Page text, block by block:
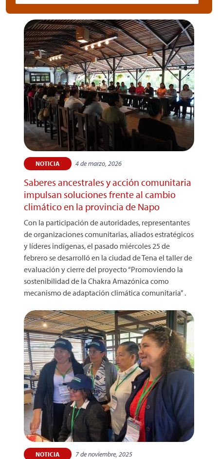
Input
NOTICIA 4 de marzo, 2026
Saberes ancestrales y acción comunitaria
impulsan soluciones frente al cambio
climático en la provincia de Napo
Con la participación de autoridades, representantes
de organizaciones comunitarias, aliados estratégicos
y líderes indígenas, el pasado miércoles 25 de
febrero se desarrolló en la ciudad de Tena el taller de
evaluación y cierre del proyecto “Promoviendo la
sostenibilidad de la Chakra Amazónica como
mecanismo de adaptación climática comunitaria” .
NOTICIA 7 de noviembre, 2025